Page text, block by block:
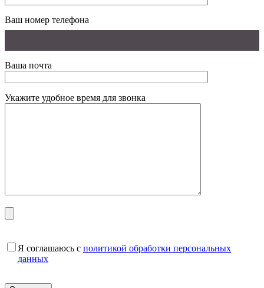
Ваш номер телефона
Ваша почта
Укажите удобное время для звонка
Я соглашаюсь с политикой обработки персональных
данных